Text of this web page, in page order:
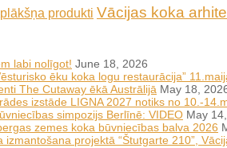
produkti Vācijas koka
labi nolīgot! June 18, 2026
ēku koka logu restaurācija”
The Cutaway ēkā Austrālijā May 18,
izstāde LIGNA 2027 notiks no 10.-
simpozijs Berlīnē: VIDEO May
zemes koka būvniecības balva 2026
izmantošana projektā “Štutgarte 210”,